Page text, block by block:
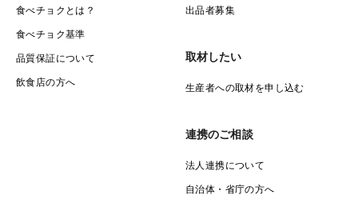
食べチョクとは？
食べチョク基準
品質保証について
飲食店の方へ
出品者募集
取材したい
生産者への取材を申し込む
連携のご相談
法人連携について
自治体・省庁の方へ